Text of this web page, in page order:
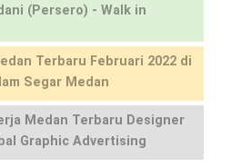
(Persero) - Walk in
Terbaru Februari 2022 di
Segar Medan
Medan Terbaru Designer
Graphic Advertising